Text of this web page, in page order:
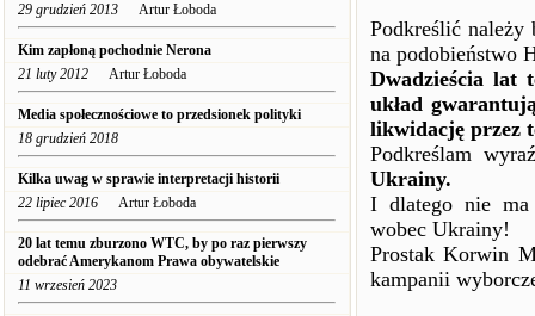
29 grudzień 2013 Artur Łoboda
Kim zapłoną pochodnie Nerona
21 luty 2012 Artur Łoboda
Media społecznościowe to przedsionek polityki
18 grudzień 2018
Kilka uwag w sprawie interpretacji historii
22 lipiec 2016 Artur Łoboda
20 lat temu zburzono WTC, by po raz pierwszy
odebrać Amerykanom Prawa obywatelskie
11 wrzesień 2023
Podkreślić należy
na podobieństwo
Dwadzieścia lat
układ
likwidację przez
Podkreślam
Ukrainy.
I dlatego nie ma
wobec Ukrainy!
Prostak Korwin
kampanii